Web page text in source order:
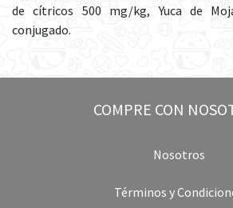
de cítricos 500 mg/kg, Yuca de
conjugado.
COMPRE CON
Nosotros
Términos y